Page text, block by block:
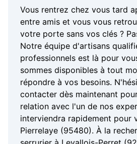
Vous rentrez chez vous tard
entre amis et vous vous
votre porte sans vos clés ?
Notre équipe d'artisans
professionnels est là pour
sommes disponibles à tout
répondre à vos besoins.
contacter dès maintenant
relation avec l'un de nos
interviendra rapidement pour
Pierrelaye (95480). À la